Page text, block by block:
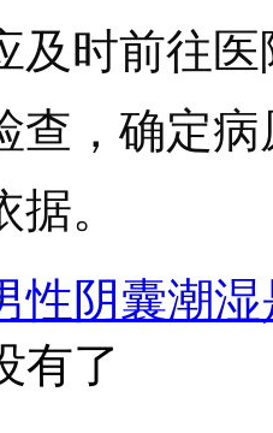
及时前往
查，确定
。
性阴囊潮
有了